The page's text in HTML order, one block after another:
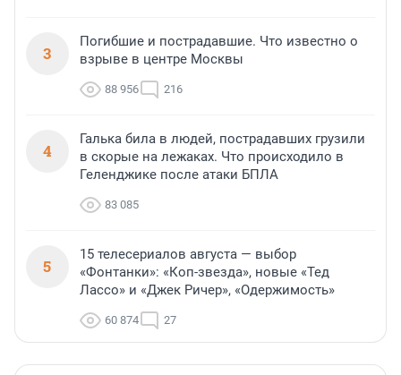
3
Погибшие и пострадавшие. Что известно о
взрыве в центре Москвы
88 956 216
4
Галька била в людей, пострадавших грузили
в скорые на лежаках. Что происходило в
Геленджике после атаки БПЛА
83 085
5
15 телесериалов августа — выбор
«Фонтанки»: «Коп-звезда», новые «Тед
Лассо» и «Джек Ричер», «Одержимость»
60 874 27